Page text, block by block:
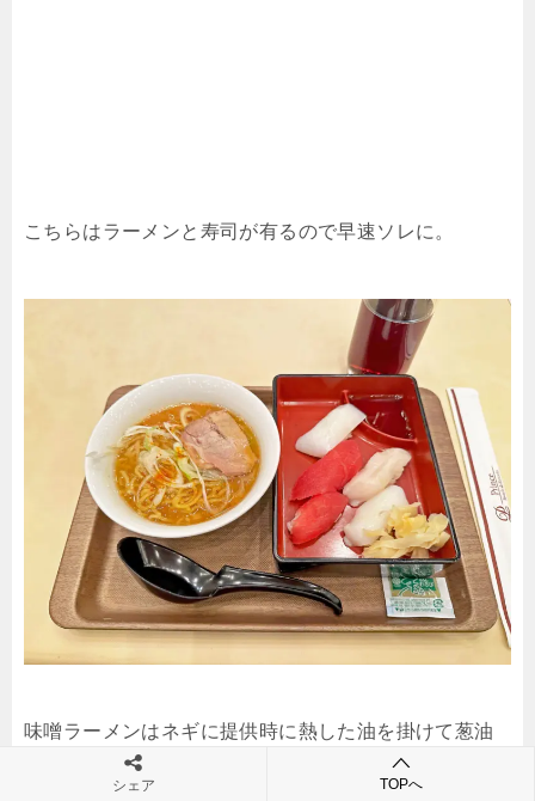
こちらはラーメンと寿司が有るので早速ソレに。
味噌ラーメンはネギに提供時に熱した油を掛けて葱油
にしてくれるので、香ばしいです。
シェア TOPへ